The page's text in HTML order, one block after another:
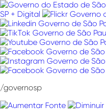
Pular
para
o
conteúdo
SP + Digital
/governosp